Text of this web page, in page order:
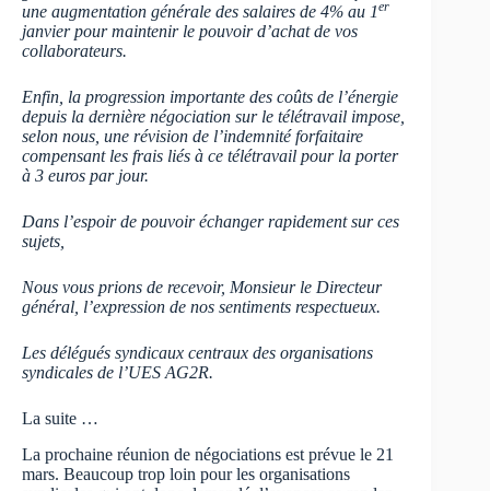
une augmentation générale des salaires de 4% au 1er
janvier pour maintenir le pouvoir d’achat de vos
collaborateurs.
Enfin, la progression importante des coûts de l’énergie
depuis la dernière négociation sur le télétravail impose,
selon nous, une révision de l’indemnité forfaitaire
compensant les frais liés à ce télétravail pour la porter
à 3 euros par jour.
Dans l’espoir de pouvoir échanger rapidement sur ces
sujets,
Nous vous prions de recevoir, Monsieur le Directeur
général, l’expression de nos sentiments respectueux.
Les délégués syndicaux centraux des organisations
syndicales de l’UES AG2R.
La suite …
La prochaine réunion de négociations est prévue le 21
mars. Beaucoup trop loin pour les organisations